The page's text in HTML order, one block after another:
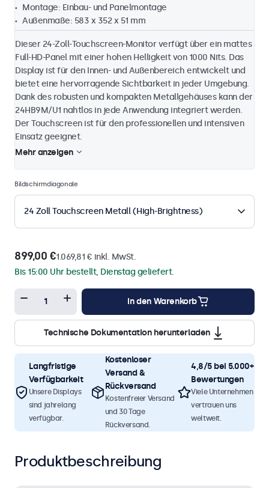
Montage: Einbau- und Panelmontage
Außenmaße: 583 x 352 x 51 mm
Dieser 24-Zoll-Touchscreen-Monitor verfügt über ein mattes
Full-HD-Panel mit einer hohen Helligkeit von 1000 Nits. Das
Display ist für den Innen- und Außenbereich entwickelt und
bietet eine hervorragende Sichtbarkeit in jeder Umgebung.
Dank des robusten und kompakten Metallgehäuses kann der
24HB9M/U1 nahtlos in jede Anwendung integriert werden.
Der Touchscreen ist für den professionellen und intensiven
Einsatz geeignet.
Mehr anzeigen
Bildschirmdiagonale
24 Zoll Touchscreen Metall (High-Brightness)
899,00 €1.069,81 € inkl. MwSt.
Bis 15:00 Uhr bestellt, Dienstag geliefert.
In den Warenkorb
Technische Dokumentation herunterladen
Langfristige
Verfügbarkeit
Unsere Displays
sind jahrelang
verfügbar.
Kostenloser
Versand &
Rückversand
Kostenfreier Versand
und 30 Tage
Rückversand.
4,8/5 bei 5.000+
Bewertungen
Viele Unternehmen
vertrauen uns
weltweit.
Produktbeschreibung